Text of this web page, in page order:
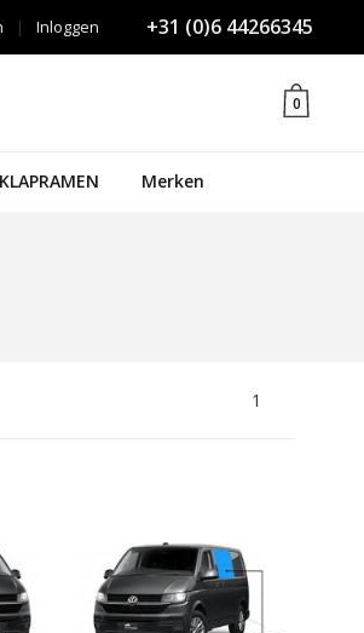
+31 (0)6 44266345
Inloggen
|
0
KLAPRAMEN Merken
1